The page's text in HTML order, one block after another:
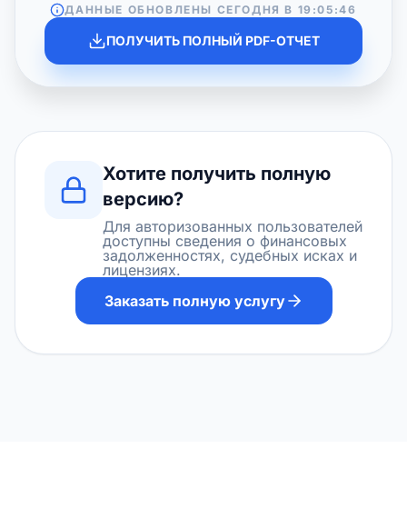
ДАННЫЕ ОБНОВЛЕНЫ СЕГОДНЯ В 19:05:46
ПОЛУЧИТЬ ПОЛНЫЙ PDF-ОТЧЕТ
Хотите получить полную
версию?
Для авторизованных пользователей
доступны сведения о финансовых
задолженностях, судебных исках и
лицензиях.
Заказать полную услугу